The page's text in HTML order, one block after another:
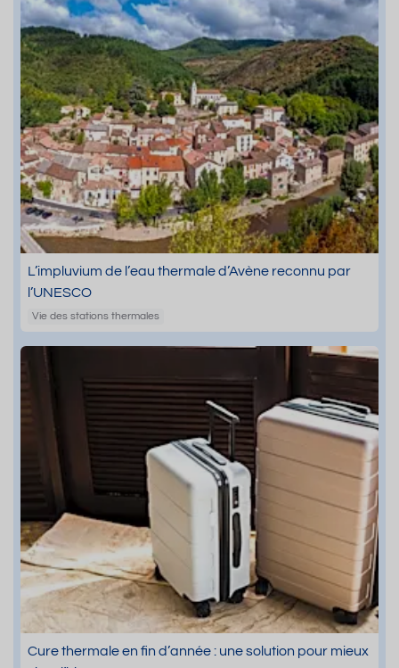
L’impluvium de l’eau thermale d’Avène reconnu par
l’UNESCO
Vie des stations thermales
Cure thermale en fin d’année : une solution pour mieux